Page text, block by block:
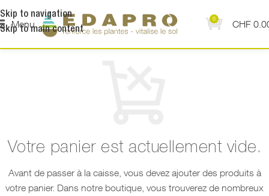
Skip to navigation
Skip to main content
Menu 0 CHF
Votre panier est actuellement vide.
Avant de passer à la caisse, vous devez ajouter des produits à
votre panier. Dans notre boutique, vous trouverez de nombreux